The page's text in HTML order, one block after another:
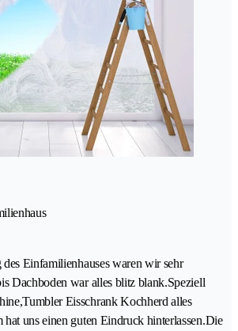
Einfamilienhauses waren wir sehr
Dachboden war alles blitz blank.Speziell
Eisschrank Kochherd alles
hat uns einen guten Eindruck hinterlassen.Die